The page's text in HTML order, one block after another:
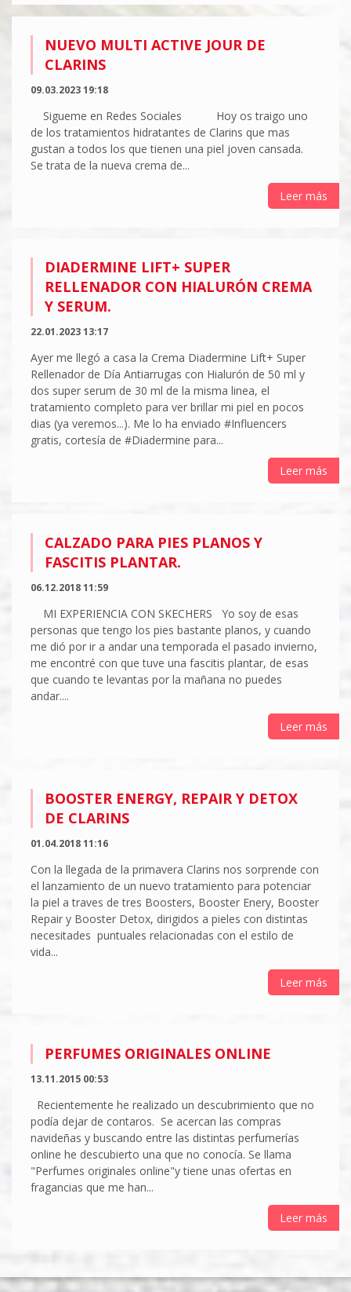
NUEVO MULTI ACTIVE JOUR DE
CLARINS
09.03.2023 19:18
Sigueme en Redes Sociales Hoy os traigo uno
de los tratamientos hidratantes de Clarins que mas
gustan a todos los que tienen una piel joven cansada.
Se trata de la nueva crema de...
Leer más
DIADERMINE LIFT+ SUPER
RELLENADOR CON HIALURÓN CREMA
Y SERUM.
22.01.2023 13:17
Ayer me llegó a casa la Crema Diadermine Lift+ Super
Rellenador de Día Antiarrugas con Hialurón de 50 ml y
dos super serum de 30 ml de la misma linea, el
tratamiento completo para ver brillar mi piel en pocos
dias (ya veremos...). Me lo ha enviado #Influencers
gratis, cortesía de #Diadermine para...
Leer más
CALZADO PARA PIES PLANOS Y
FASCITIS PLANTAR.
06.12.2018 11:59
MI EXPERIENCIA CON SKECHERS Yo soy de esas
personas que tengo los pies bastante planos, y cuando
me dió por ir a andar una temporada el pasado invierno,
me encontré con que tuve una fascitis plantar, de esas
que cuando te levantas por la mañana no puedes
andar....
Leer más
BOOSTER ENERGY, REPAIR Y DETOX
DE CLARINS
01.04.2018 11:16
Con la llegada de la primavera Clarins nos sorprende con
el lanzamiento de un nuevo tratamiento para potenciar
la piel a traves de tres Boosters, Booster Enery, Booster
Repair y Booster Detox, dirigidos a pieles con distintas
necesitades puntuales relacionadas con el estilo de
vida...
Leer más
PERFUMES ORIGINALES ONLINE
13.11.2015 00:53
Recientemente he realizado un descubrimiento que no
podía dejar de contaros. Se acercan las compras
navideñas y buscando entre las distintas perfumerías
online he descubierto una que no conocía. Se llama
"Perfumes originales online"y tiene unas ofertas en
fragancias que me han...
Leer más